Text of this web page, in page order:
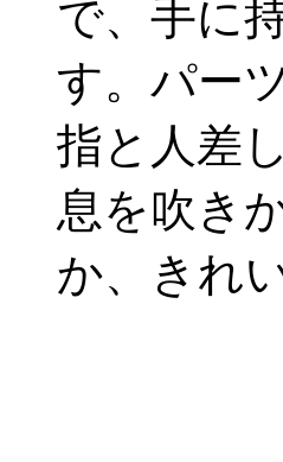
で、手に
す。パー
指と人差
息を吹き
か、きれ